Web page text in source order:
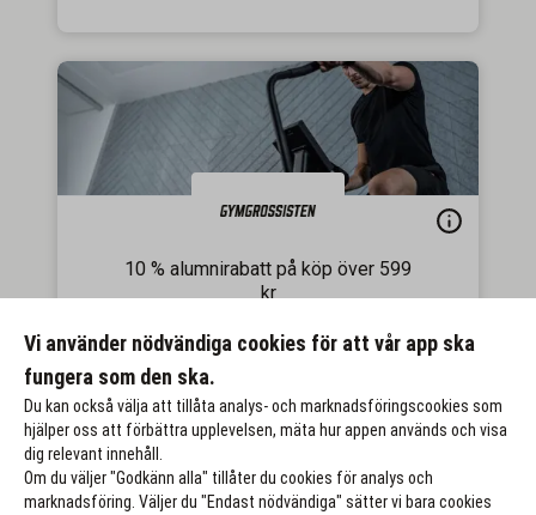
10 % alumnirabatt på köp över 599
kr
Gäller även på redan nedsatta priser
Vi använder nödvändiga cookies för att vår app ska
fungera som den ska.
Du kan också välja att tillåta analys- och marknadsföringscookies som
hjälper oss att förbättra upplevelsen, mäta hur appen används och visa
dig relevant innehåll.
Om du väljer "Godkänn alla" tillåter du cookies för analys och
marknadsföring. Väljer du "Endast nödvändiga" sätter vi bara cookies